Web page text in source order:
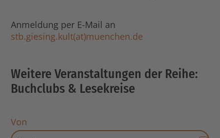
Anmeldung per E-Mail an
stb.giesing.kult(at)muenchen.de
Weitere Veranstaltungen der Reihe:
Buchclubs & Lesekreise
Von